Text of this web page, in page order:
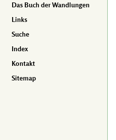
Das Buch der Wandlungen
Links
Suche
Index
Kontakt
Sitemap